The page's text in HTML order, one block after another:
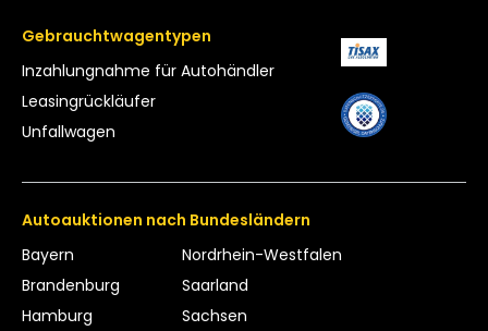
Gebrauchtwagentypen
Inzahlungnahme für Autohändler
Leasing­rückläufer
Unfallwagen
Autoauktionen nach Bundesländern
Bayern
Brandenburg
Hamburg
Nordrhein-Westfalen
Saarland
Sachsen